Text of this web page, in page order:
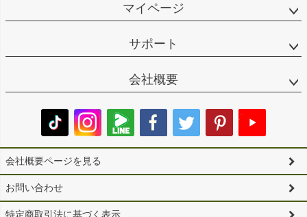
マイページ
サポート
会社概要
会社概要ページを見る
お問い合わせ
特定商取引法に基づく表示